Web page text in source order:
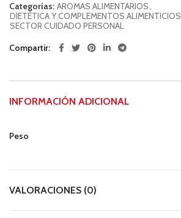
Categorías: AROMAS ALIMENTARIOS,
DIETÉTICA Y COMPLEMENTOS ALIMENTICIOS
SECTOR CUIDADO PERSONAL
Compartir
INFORMACIÓN ADICIONAL
Peso
VALORACIONES (0)